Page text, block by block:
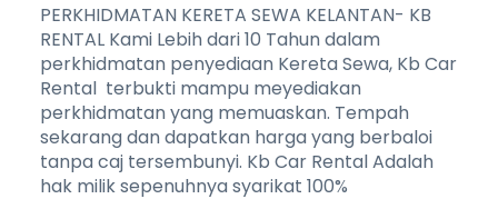
PERKHIDMATAN KERETA SEWA KELANTAN- KB
RENTAL Kami Lebih dari 10 Tahun dalam
perkhidmatan penyediaan Kereta Sewa, Kb Car
Rental terbukti mampu meyediakan
perkhidmatan yang memuaskan. Tempah
sekarang dan dapatkan harga yang berbaloi
tanpa caj tersembunyi. Kb Car Rental Adalah
hak milik sepenuhnya syarikat 100%